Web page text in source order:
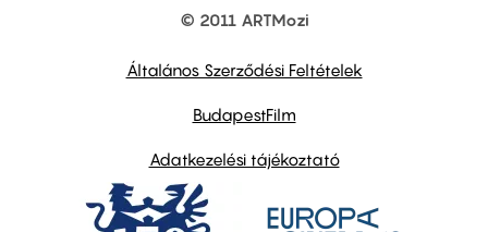
© 2011 ARTMozi
Általános Szerződési Feltételek
BudapestFilm
Adatkezelési tájékoztató